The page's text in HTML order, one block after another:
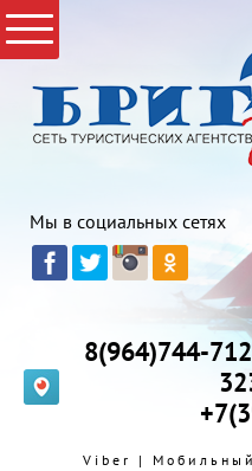
Мы в социальных сетях
8(964)744-
Viber |